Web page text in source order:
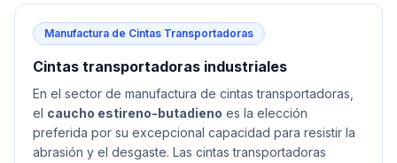
Manufactura de Cintas Transportadoras
Cintas transportadoras industriales
En el sector de manufactura de cintas transportadoras,
el caucho estireno-butadieno es la elección
preferida por su excepcional capacidad para resistir la
abrasión y el desgaste. Las cintas transportadoras